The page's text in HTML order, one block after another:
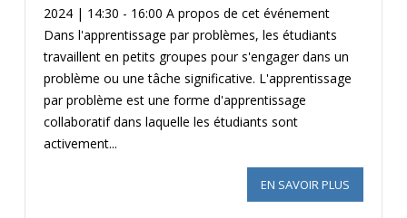
2024 | 14:30 - 16:00 A propos de cet événement
Dans l'apprentissage par problèmes, les étudiants
travaillent en petits groupes pour s'engager dans un
problème ou une tâche significative. L'apprentissage
par problème est une forme d'apprentissage
collaboratif dans laquelle les étudiants sont
activement...
EN SAVOIR PLUS